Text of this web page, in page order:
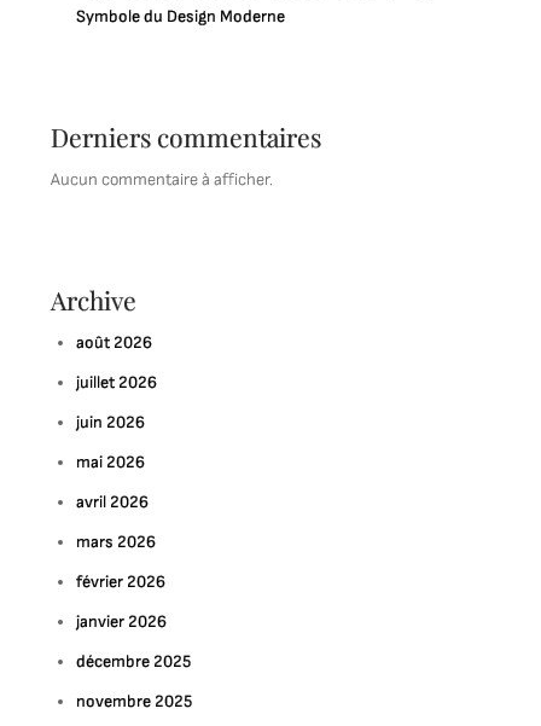
Symbole du Design Moderne
Derniers commentaires
Aucun commentaire à afficher.
Archive
août 2026
juillet 2026
juin 2026
mai 2026
avril 2026
mars 2026
février 2026
janvier 2026
décembre 2025
novembre 2025